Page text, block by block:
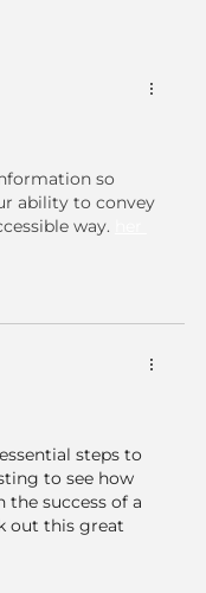
o Seu!
so
ability to convey
way.
steps to
to see how
the success of a
out this great